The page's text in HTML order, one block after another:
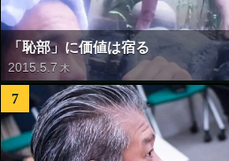
「恥部」に価値は宿る
2015 .5 .7 木
7